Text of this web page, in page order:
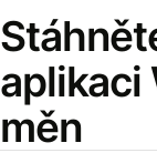
aplikaci
měn